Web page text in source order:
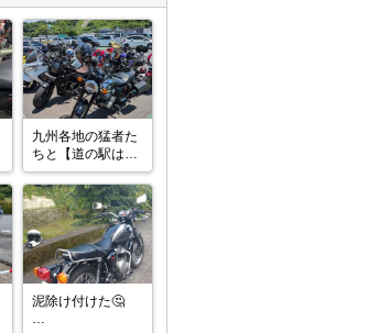
九州各地の猛者た
ちと【道の駅はま
びら】で休憩😁
泥除け付けた🤔